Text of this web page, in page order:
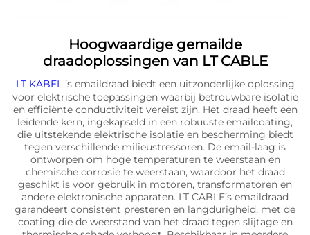
Hoogwaardige gemailde
draadoplossingen van LT CABLE
LT KABEL ’s emaildraad biedt een uitzonderlijke oplossing
voor elektrische toepassingen waarbij betrouwbare isolatie
en efficiënte conductiviteit vereist zijn. Het draad heeft een
leidende kern, ingekapseld in een robuuste emailcoating,
die uitstekende elektrische isolatie en bescherming biedt
tegen verschillende milieustressoren. De email-laag is
ontworpen om hoge temperaturen te weerstaan en
chemische corrosie te weerstaan, waardoor het draad
geschikt is voor gebruik in motoren, transformatoren en
andere elektronische apparaten. LT CABLE’s emaildraad
garandeert consistent presteren en langdurigheid, met de
coating die de weerstand van het draad tegen slijtage en